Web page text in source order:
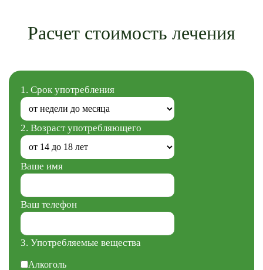
Расчет стоимость лечения
1. Срок употребления
2. Возраст употребляющего
Ваше имя
Ваш телефон
3. Употребляемые вещества
Алкоголь